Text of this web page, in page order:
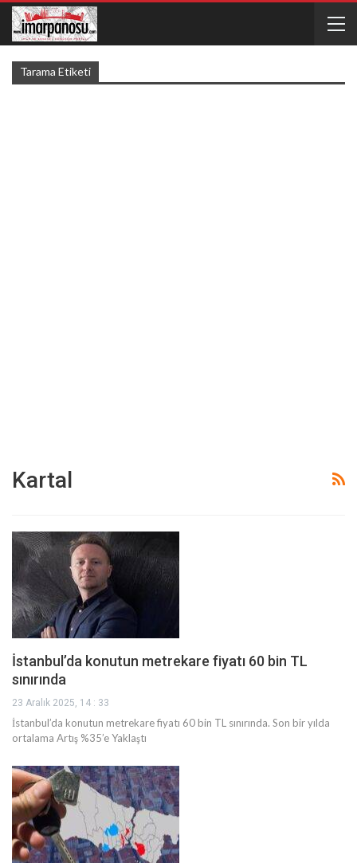
Tarama Etiketi
Kartal
İstanbul’da konutun metrekare fiyatı 60 bin TL
sınırında
23 Aralık 2025, 14 : 33
İstanbul’da konutun metrekare fiyatı 60 bin TL sınırında. Son bir yılda
ortalama Artış %35’e Yaklaştı